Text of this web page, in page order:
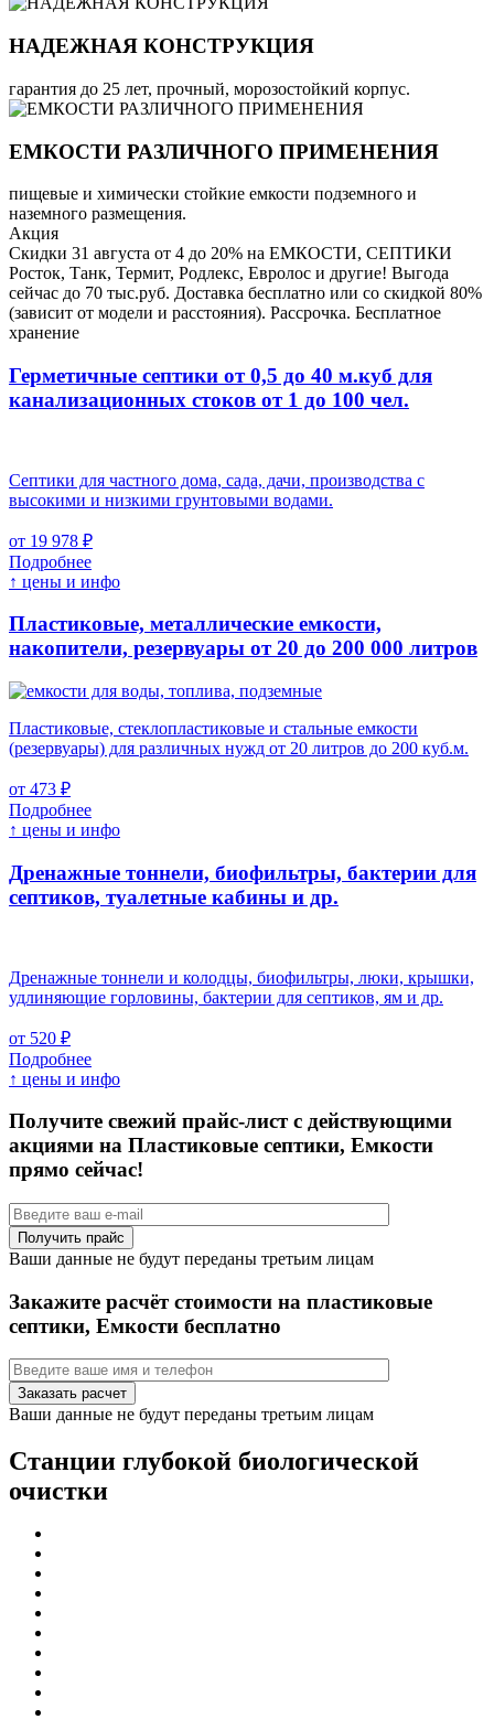
НАДЕЖНАЯ КОНСТРУКЦИЯ
гарантия до 25 лет, прочный, морозостойкий корпус.
ЕМКОСТИ РАЗЛИЧНОГО ПРИМЕНЕНИЯ
пищевые и химически стойкие емкости подземного и
наземного размещения.
Акция
Скидки 31 августа от 4 до 20% на ЕМКОСТИ, СЕПТИКИ
Росток, Танк, Термит, Родлекс, Евролос и другие! Выгода
сейчас до 70 тыс.руб. Доставка бесплатно или со скидкой 80%
(зависит от модели и расстояния). Рассрочка. Бесплатное
хранение
Герметичные септики от 0,5 до 40 м.куб для
канализационных стоков от 1 до 100 чел.
Септики для частного дома, сада, дачи, производства с
высокими и низкими грунтовыми водами.
от 19 978 ₽
Подробнее
↑ цены и инфо
Пластиковые, металлические емкости,
накопители, резервуары от 20 до 200 000 литров
Пластиковые, стеклопластиковые и стальные емкости
(резервуары) для различных нужд от 20 литров до 200 куб.м.
от 473 ₽
Подробнее
↑ цены и инфо
Дренажные тоннели, биофильтры, бактерии для
септиков, туалетные кабины и др.
Дренажные тоннели и колодцы, биофильтры, люки, крышки,
удлиняющие горловины, бактерии для септиков, ям и др.
от 520 ₽
Подробнее
↑ цены и инфо
Получите свежий прайс-лист с действующими
акциями на Пластиковые септики, Емкости
прямо сейчас!
Ваши данные не будут переданы третьим лицам
Закажите расчёт стоимости на пластиковые
септики, Емкости бесплатно
Ваши данные не будут переданы третьим лицам
Станции глубокой биологической
очистки